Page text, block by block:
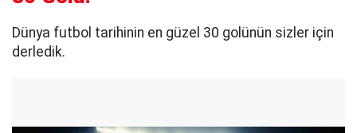
Dünya futbol tarihinin en güzel 30 golünün sizler için
derledik.